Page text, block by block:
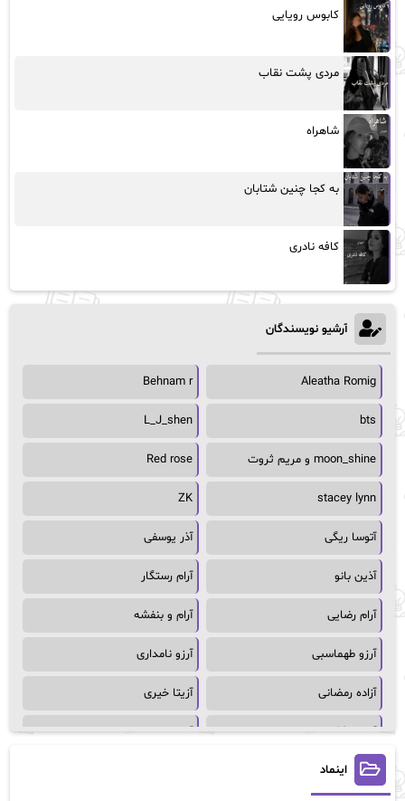
کابوس رویایی
مردی پشت نقاب
شاهراه
به کجا چنین شتابان
کافه نادری
آرشیو نویسندگان
Aleatha Romig
Behnam r
bts
L_J_shen
moon_shine و مریم ثروت Red rose
stacey lynn
ZK
آتوسا ریگی آذر یوسفی
آذین بانو آرام رستگار
آرام رضایی آرام و بنفشه
آرزو طهماسبی آرزو نامداری
آزاده رمضانی آزیتا خیری
آسمان64 آسمان۶۵
آسیه احمدی
اینماد